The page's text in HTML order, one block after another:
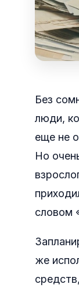
Без
люди,
еще не
Но
словом
же